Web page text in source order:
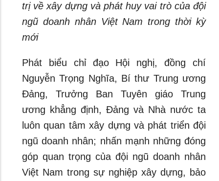
trị về xây dựng và phát huy vai trò của đội
ngũ doanh nhân Việt Nam trong thời kỳ
mới
Phát biểu chỉ đạo Hội nghị, đồng chí
Nguyễn Trọng Nghĩa, Bí thư Trung ương
Đảng, Trưởng Ban Tuyên giáo Trung
ương khẳng định, Đảng và Nhà nước ta
luôn quan tâm xây dựng và phát triển đội
ngũ doanh nhân; nhấn mạnh những đóng
góp quan trọng của đội ngũ doanh nhân
Việt Nam trong sự nghiệp xây dựng, bảo